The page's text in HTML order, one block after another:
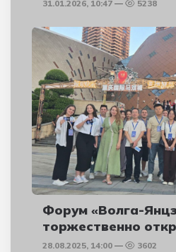
31.01.2026, 10:47 5238
Форум «Волга-
торжественно
28.08.2025, 14:00 3602